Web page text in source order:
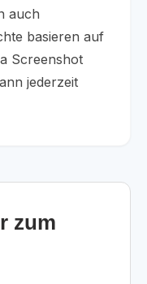
auch
basieren auf
Screenshot
jederzeit
zum